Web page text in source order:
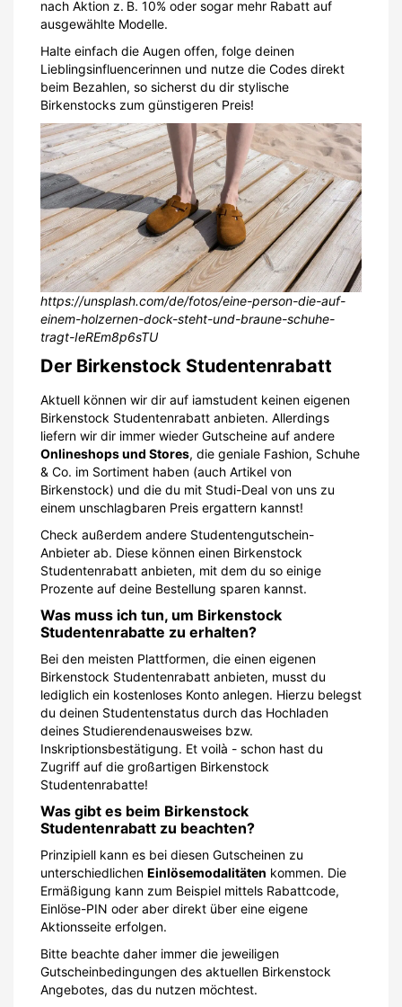
nach Aktion z. B. 10% oder sogar mehr Rabatt auf
ausgewählte Modelle.
Halte einfach die Augen offen, folge deinen
Lieblingsinfluencerinnen und nutze die Codes direkt
beim Bezahlen, so sicherst du dir stylische
Birkenstocks zum günstigeren Preis!
https://unsplash.com/de/fotos/eine-person-die-auf-
einem-holzernen-dock-steht-und-braune-schuhe-
tragt-IeREm8p6sTU
Der Birkenstock Studentenrabatt
Aktuell können wir dir auf iamstudent keinen eigenen
Birkenstock Studentenrabatt anbieten. Allerdings
liefern wir dir immer wieder Gutscheine auf andere
Onlineshops und Stores, die geniale Fashion, Schuhe
& Co. im Sortiment haben (auch Artikel von
Birkenstock) und die du mit Studi-Deal von uns zu
einem unschlagbaren Preis ergattern kannst!
Check außerdem andere Studentengutschein-
Anbieter ab. Diese können einen Birkenstock
Studentenrabatt anbieten, mit dem du so einige
Prozente auf deine Bestellung sparen kannst.
Was muss ich tun, um Birkenstock
Studentenrabatte zu erhalten?
Bei den meisten Plattformen, die einen eigenen
Birkenstock Studentenrabatt anbieten, musst du
lediglich ein kostenloses Konto anlegen. Hierzu belegst
du deinen Studentenstatus durch das Hochladen
deines Studierendenausweises bzw.
Inskriptionsbestätigung. Et voilà - schon hast du
Zugriff auf die großartigen Birkenstock
Studentenrabatte!
Was gibt es beim Birkenstock
Studentenrabatt zu beachten?
Prinzipiell kann es bei diesen Gutscheinen zu
unterschiedlichen Einlösemodalitäten kommen. Die
Ermäßigung kann zum Beispiel mittels Rabattcode,
Einlöse-PIN oder aber direkt über eine eigene
Aktionsseite erfolgen.
Bitte beachte daher immer die jeweiligen
Gutscheinbedingungen des aktuellen Birkenstock
Angebotes, das du nutzen möchtest.